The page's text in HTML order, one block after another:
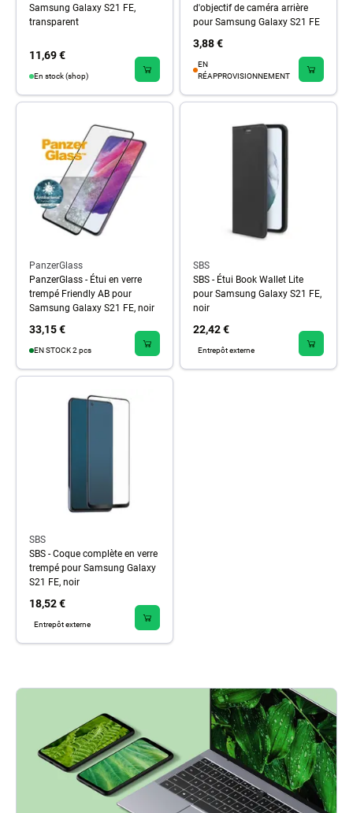
Samsung Galaxy S21 FE,
transparent
11,69 €
En stock (shop)
d'objectif de caméra arrière
pour Samsung Galaxy S21 FE
3,88 €
EN
RÉAPPROVISIONNEMENT
PanzerGlass
PanzerGlass - Étui en verre
trempé Friendly AB pour
Samsung Galaxy S21 FE, noir
33,15 €
EN STOCK 2 pcs
SBS
SBS - Étui Book Wallet Lite
pour Samsung Galaxy S21 FE,
noir
22,42 €
Entrepôt externe
SBS
SBS - Coque complète en verre
trempé pour Samsung Galaxy
S21 FE, noir
18,52 €
Entrepôt externe